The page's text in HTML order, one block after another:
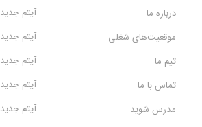
درباره ما
موقعیت‌های شغلی
تیم ما
تماس با ما
مدرس شوید
آیتم جدید
آیتم جدید
آیتم جدید
آیتم جدید
آیتم جدید